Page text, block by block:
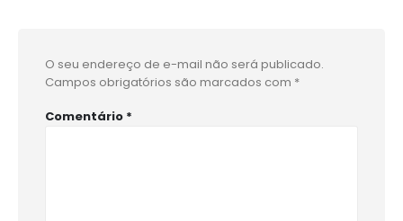
O seu endereço de e-mail não será publicado.
Campos obrigatórios são marcados com *
Comentário *